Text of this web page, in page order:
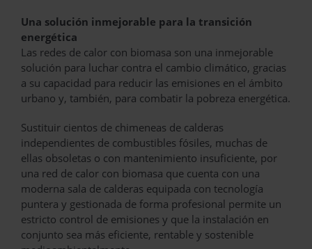
Una solución inmejorable para la transición
energética
Las redes de calor con biomasa son una inmejorable
solución para luchar contra el cambio climático, gracias
a su capacidad para reducir las emisiones en el ámbito
urbano y, también, para combatir la pobreza energética.
Sustituir cientos de chimeneas de calderas
independientes de combustibles fósiles, muchas de
ellas obsoletas o con mantenimiento insuficiente, por
una red de calor con biomasa que cuenta con una
moderna sala de calderas equipada con tecnología
puntera y gestionada de forma profesional permite un
estricto control de emisiones y que la instalación en
conjunto sea más eficiente, rentable y sostenible